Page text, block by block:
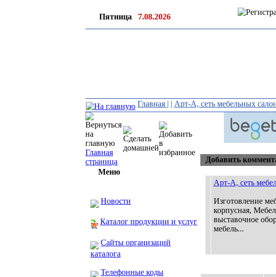
Пятница 7.08.2026
Главная | | Арт-А, сеть мебельных
Главная
страница
Меню
Новости
Каталог продукции и услуг
Сайты организаций
каталога
Телефонные коды
Добавить
Арт-А, сеть
Изготовление
корпусная,
выставочное
мебель...